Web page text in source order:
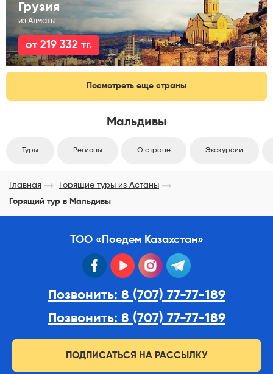
Грузия
из Алматы
от 219 332 тг.
Посмотреть еще страны
Мальдивы
Туры Регионы О стране Экскурсии
Главная
Горящие туры из Астаны
Горящий тур в Мальдивы
ТОО «Поедем Казахстан»
facebook youtube instagram
Позвонить: 8 (707) 77-77-189
Позвонить: 8 (707) 77-77-189
ПОДПИСАТЬСЯ НА РАССЫЛКУ